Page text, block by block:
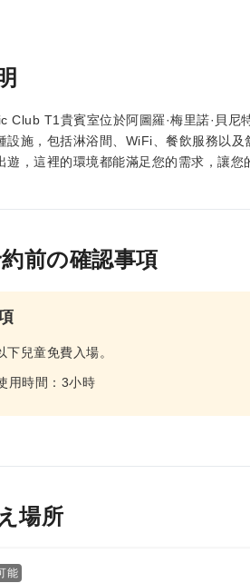
Club T1貴賓室位於阿圖羅·梅里諾·貝尼
設施，包括淋浴間、WiFi、餐飲服務以
遊，這裡的環境都能滿足您的需求，讓您
前の確認事項
下兒童免費入場。
用時間：3小時
場所
能